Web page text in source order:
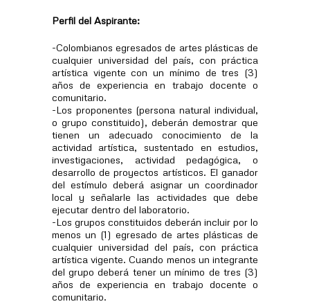
Perfil del Aspirante:
-Colombianos egresados de artes plásticas de
cualquier universidad del país, con práctica
artística vigente con un mínimo de tres (3)
años de experiencia en trabajo docente o
comunitario.
-Los proponentes (persona natural individual,
o grupo constituido), deberán demostrar que
tienen un adecuado conocimiento de la
actividad artística, sustentado en estudios,
investigaciones, actividad pedagógica, o
desarrollo de proyectos artísticos. El ganador
del estímulo deberá asignar un coordinador
local y señalarle las actividades que debe
ejecutar dentro del laboratorio.
-Los grupos constituidos deberán incluir por lo
menos un (1) egresado de artes plásticas de
cualquier universidad del país, con práctica
artística vigente. Cuando menos un integrante
del grupo deberá tener un mínimo de tres (3)
años de experiencia en trabajo docente o
comunitario.